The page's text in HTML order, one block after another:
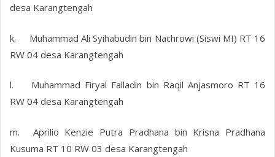
desa Karangtengah
k.
Muhammad Ali Syihabudin bin Nachrowi (Siswi MI) RT 16
RW 04 desa Karangtengah
l.
Muhammad Firyal Falladin bin Raqil Anjasmoro RT 16
RW 04 desa Karangtengah
m.
Aprilio Kenzie Putra Pradhana bin Krisna Pradhana
Kusuma RT 10 RW 03 desa Karangtengah